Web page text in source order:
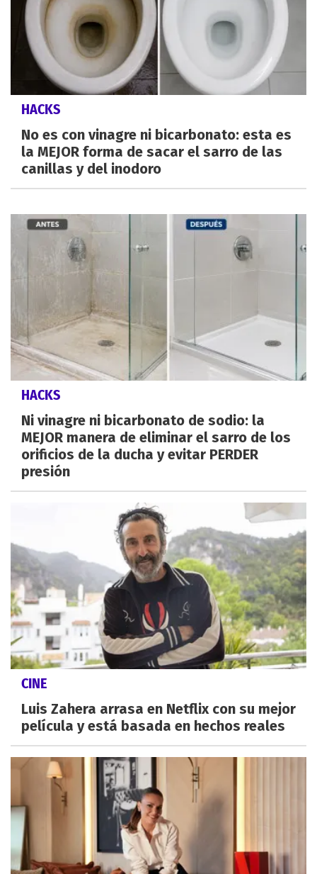
HACKS
No es con vinagre ni bicarbonato: esta es
la MEJOR forma de sacar el sarro de las
canillas y del inodoro
HACKS
Ni vinagre ni bicarbonato de sodio: la
MEJOR manera de eliminar el sarro de los
orificios de la ducha y evitar PERDER
presión
CINE
Luis Zahera arrasa en Netflix con su mejor
película y está basada en hechos reales